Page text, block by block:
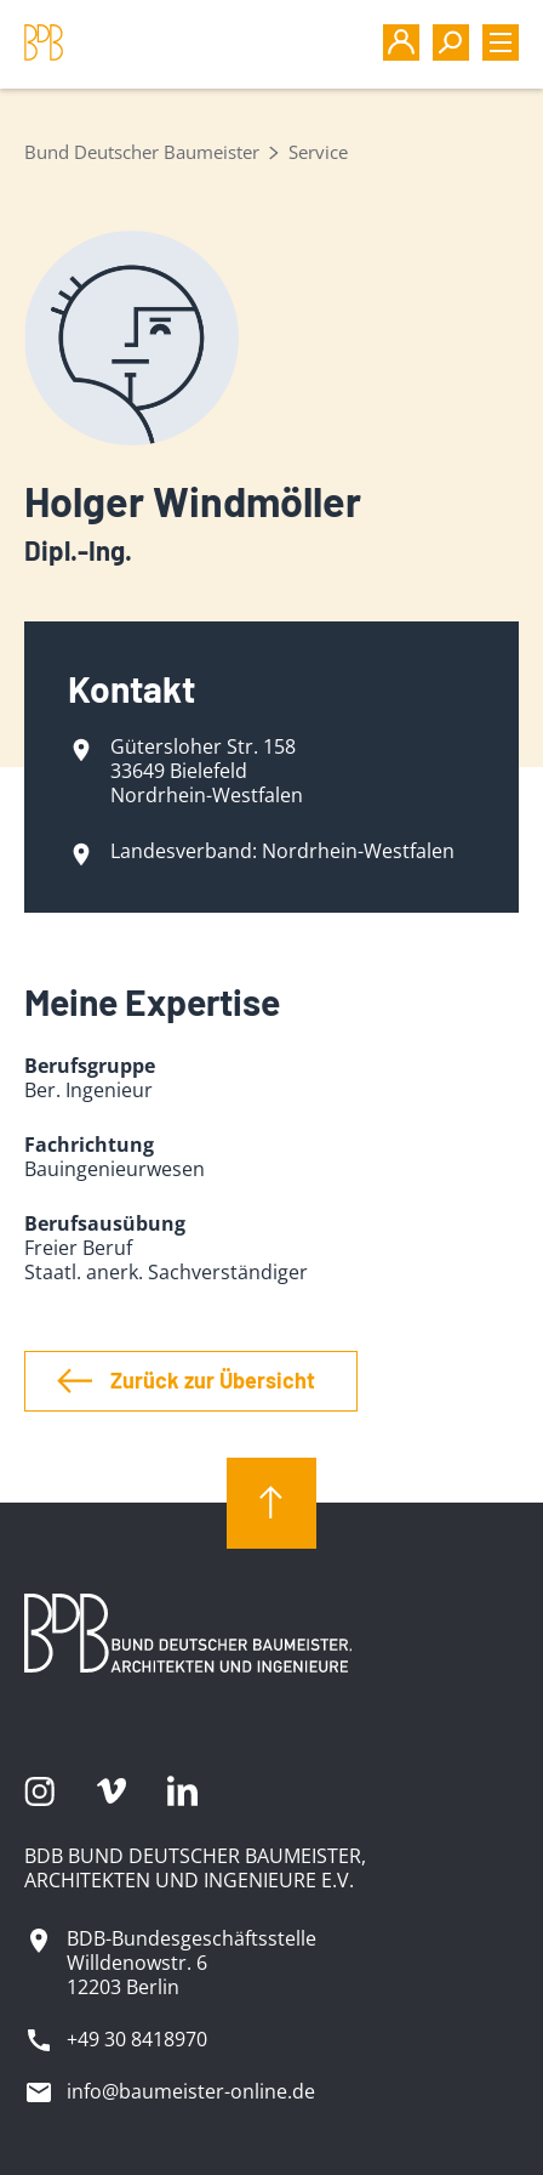
Bund Deutscher Baumeister Service
Holger Windmöller
Dipl.-Ing.
Kontakt
Gütersloher Str. 158
33649 Bielefeld
Nordrhein-Westfalen
Landesverband: Nordrhein-Westfalen
Meine Expertise
Berufsgruppe
Ber. Ingenieur
Fachrichtung
Bauingenieurwesen
Berufsausübung
Freier Beruf
Staatl. anerk. Sachverständiger
Zurück zur Übersicht
BDB BUND DEUTSCHER BAUMEISTER,
ARCHITEKTEN UND INGENIEURE E.V.
BDB-Bundesgeschäftsstelle
Willdenowstr. 6
12203 Berlin
+49 30 8418970
info@baumeister-online.de